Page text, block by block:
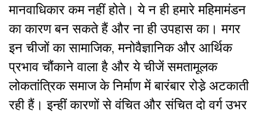
मानवाधिकार कम नहीं होते। ये न ही हमारे महिमामंडन
का कारण बन सकते हैं और ना ही उपहास का। मगर
इन चीजों का सामाजिक, मनोवैज्ञानिक और आर्थिक
प्रभाव चौंकाने वाला है और ये चीजें समतामूलक
लोकतांत्रिक समाज के निर्माण में बारंबार रोडे़ अटकाती
रही हैं। इन्हीं कारणों से वंचित और संचित दो वर्ग उभर